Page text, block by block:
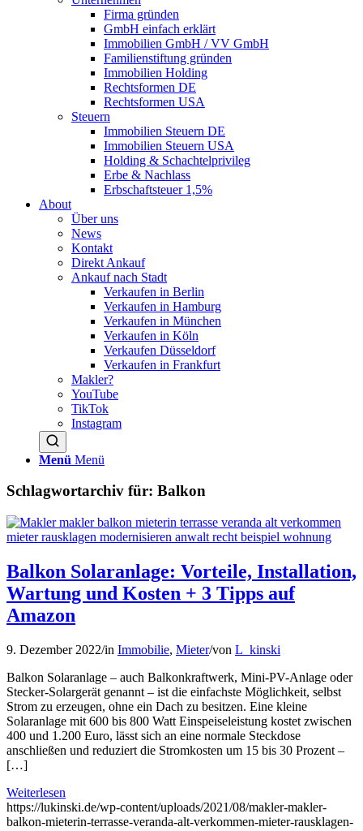
Firma gründen
GmbH einfach erklärt
Immobilien GmbH / VV GmbH
Familienstiftung gründen
Immobilien Holding
Rechtsformen DE
Rechtsformen USA
Steuern
Immobilien Steuern DE
Immobilien Steuern USA
Holding & Schachtelprivileg
Erbe & Nachlass
Erbschaftsteuer 1,5%
About
Über uns
News
Kontakt
Direkt Ankauf
Ankauf nach Stadt
Verkaufen in Berlin
Verkaufen in Hamburg
Verkaufen in München
Verkaufen in Köln
Verkaufen Düsseldorf
Verkaufen in Frankfurt
Makler?
YouTube
TikTok
Instagram
Menü Menü
Schlagwortarchiv für: Balkon
Balkon Solaranlage: Vorteile, Installation,
Wartung und Kosten + 3 Tipps auf
Amazon
9. Dezember 2022/in Immobilie, Mieter/von L_kinski
Balkon Solaranlage – auch Balkonkraftwerk, Mini-PV-Anlage oder
Stecker-Solargerät genannt – ist die einfachste Möglichkeit, selbst
Strom zu erzeugen, ohne ein Dach zu besitzen. Eine kleine
Solaranlage mit 600 bis 800 Watt Einspeiseleistung kostet zwischen
400 und 1.200 Euro, lässt sich an eine normale Steckdose
anschließen und reduziert die Stromkosten um 15 bis 30 Prozent –
[…]
Weiterlesen
https://lukinski.de/wp-content/uploads/2021/08/makler-makler-
balkon-mieterin-terrasse-veranda-alt-verkommen-mieter-rausklagen-